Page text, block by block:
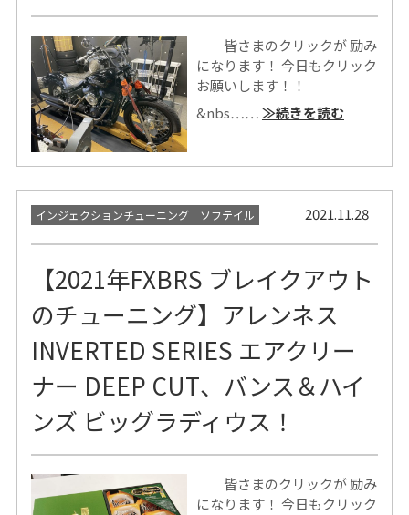
皆さまのクリックが 励み
になります！ 今日もクリック
お願いします！！
&nbs……≫続きを読む
2021.11.28
インジェクションチューニング ソフテイル
【2021年FXBRS ブレイクアウト
のチューニング】アレンネス
INVERTED SERIES エアクリー
ナー DEEP CUT、バンス＆ハイ
ンズ ビッグラディウス！
皆さまのクリックが 励み
になります！ 今日もクリック